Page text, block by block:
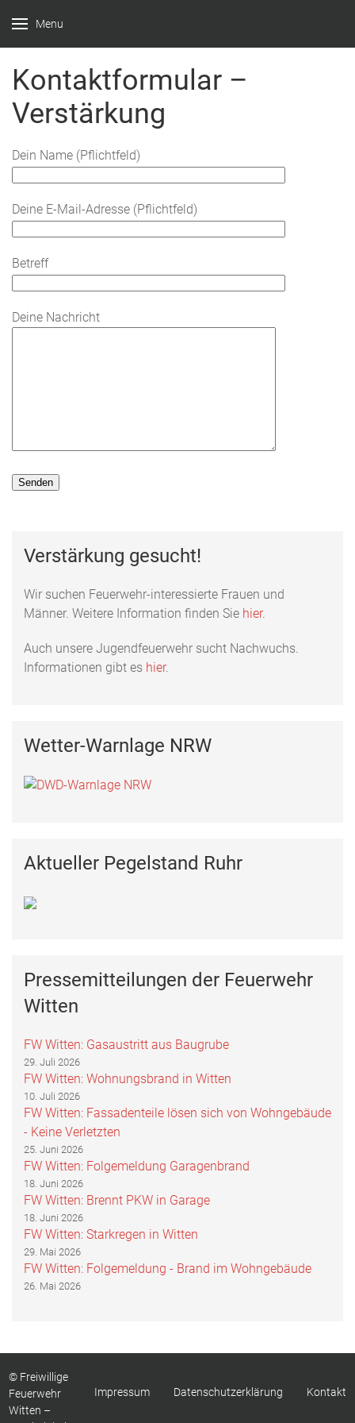
Menu
Witten –
Löscheinheit
Kontaktformular –
Verstärkung
Dein Name (Pflichtfeld)
Deine E-Mail-Adresse (Pflichtfeld)
Betreff
Deine Nachricht
Verstärkung gesucht!
Wir suchen Feuerwehr-interessierte Frauen und
Männer. Weitere Information finden Sie hier.
Auch unsere Jugendfeuerwehr sucht Nachwuchs.
Informationen gibt es hier.
Wetter-Warnlage NRW
Aktueller Pegelstand Ruhr
Pressemitteilungen der Feuerwehr
Witten
FW Witten: Gasaustritt aus Baugrube
29. Juli 2026
FW Witten: Wohnungsbrand in Witten
10. Juli 2026
FW Witten: Fassadenteile lösen sich von Wohngebäude
- Keine Verletzten
25. Juni 2026
FW Witten: Folgemeldung Garagenbrand
18. Juni 2026
FW Witten: Brennt PKW in Garage
18. Juni 2026
FW Witten: Starkregen in Witten
29. Mai 2026
FW Witten: Folgemeldung - Brand im Wohngebäude
26. Mai 2026
© Freiwillige
Feuerwehr
Witten –
Impressum Datenschutzerklärung Kontakt